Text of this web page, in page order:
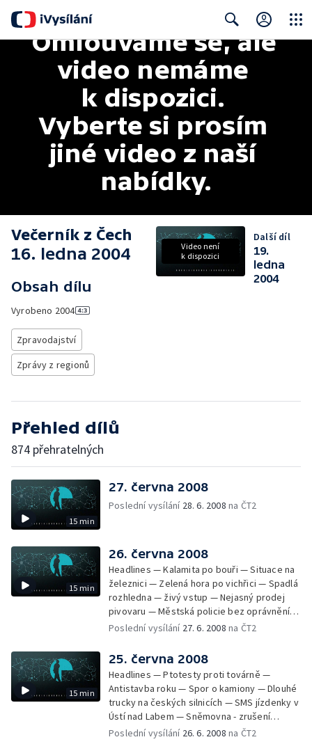
Search
Omlouváme se, ale
video nemáme
k dispozici.
Vyberte si prosím
jiné video z naší
nabídky.
Večerník z Čech
16. ledna 2004
Obsah dílu
Vyrobeno 2004
Zpravodajství
Zprávy z regionů
Video není
k dispozici
Další díl
19.
ledna
2004
Přehled dílů
874 přehratelných
15 min
27. června 2008
Poslední vysílání 28. 6. 2008 na ČT2
15 min
26. června 2008
Headlines — Kalamita po bouři — Situace na
železnici — Zelená hora po vichřici — Spadlá
rozhledna — živý vstup — Nejasný prodej
pivovaru — Městská policie bez oprávnění
měřit rychlost — Zákon o odpadech —
Hodiny ze sbírek Pražského hradu
Poslední vysílání 27. 6. 2008 na ČT2
15 min
25. června 2008
Headlines — Ptotesty proti továrně —
Antistavba roku — Spor o kamiony — Dlouhé
trucky na českých silnicích — SMS jízdenky v
Ústí nad Labem — Sněmovna - zrušení
poplatků za novorozence a důchod — Stát
Poslední vysílání 26. 6. 2008 na ČT2